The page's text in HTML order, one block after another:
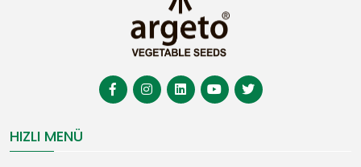
HIZLI MENÜ